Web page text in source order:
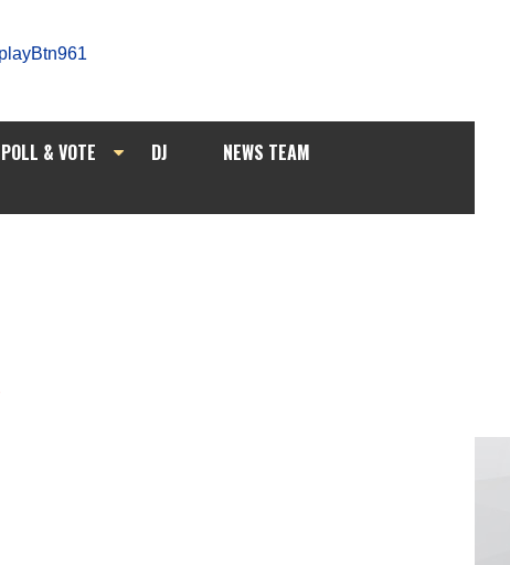
POLL & VOTE DJ
NEWS TEAM